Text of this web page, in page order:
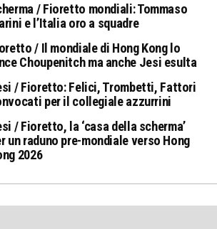
/ Fioretto mondiali: Tommaso
e l’Italia oro a squadre
/ Il mondiale di Hong Kong lo
Choupenitch ma anche Jesi esulta
/ Fioretto: Felici, Trombetti, Fattori
per il collegiale azzurrini
/ Fioretto, la ‘casa della scherma’
un raduno pre-mondiale verso Hong
2026